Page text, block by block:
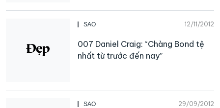
SAO 12/11/2012
007 Daniel Craig: “Chàng Bond tệ
nhất từ trước đến nay”
SAO 29/09/2012